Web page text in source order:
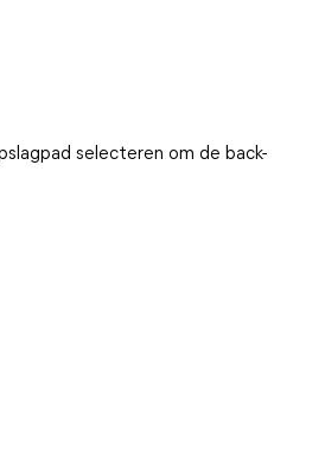
selecteren om de back-